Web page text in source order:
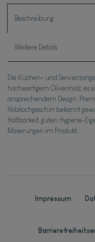
Beschreibung
Weitere Details
Die Küchen- und
hochwertigem Olivenholz, es
ansprechendem Design.
Holzkochgeschirr bekannt
Haltbarkeit, guten Hygiene-
Maserungen im Produkt.
Impressum